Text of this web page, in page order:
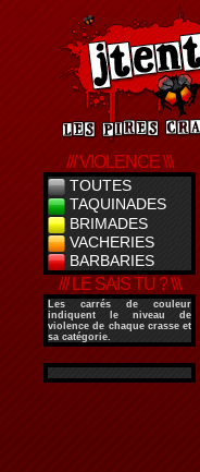
/// VIOLENCE \\\
TOUTES
TAQUINADES
BRIMADES
VACHERIES
BARBARIES
/// LE SAIS TU ? \\\
Les carrés de couleur
indiquent le niveau de
violence de chaque crasse et
sa catégorie.